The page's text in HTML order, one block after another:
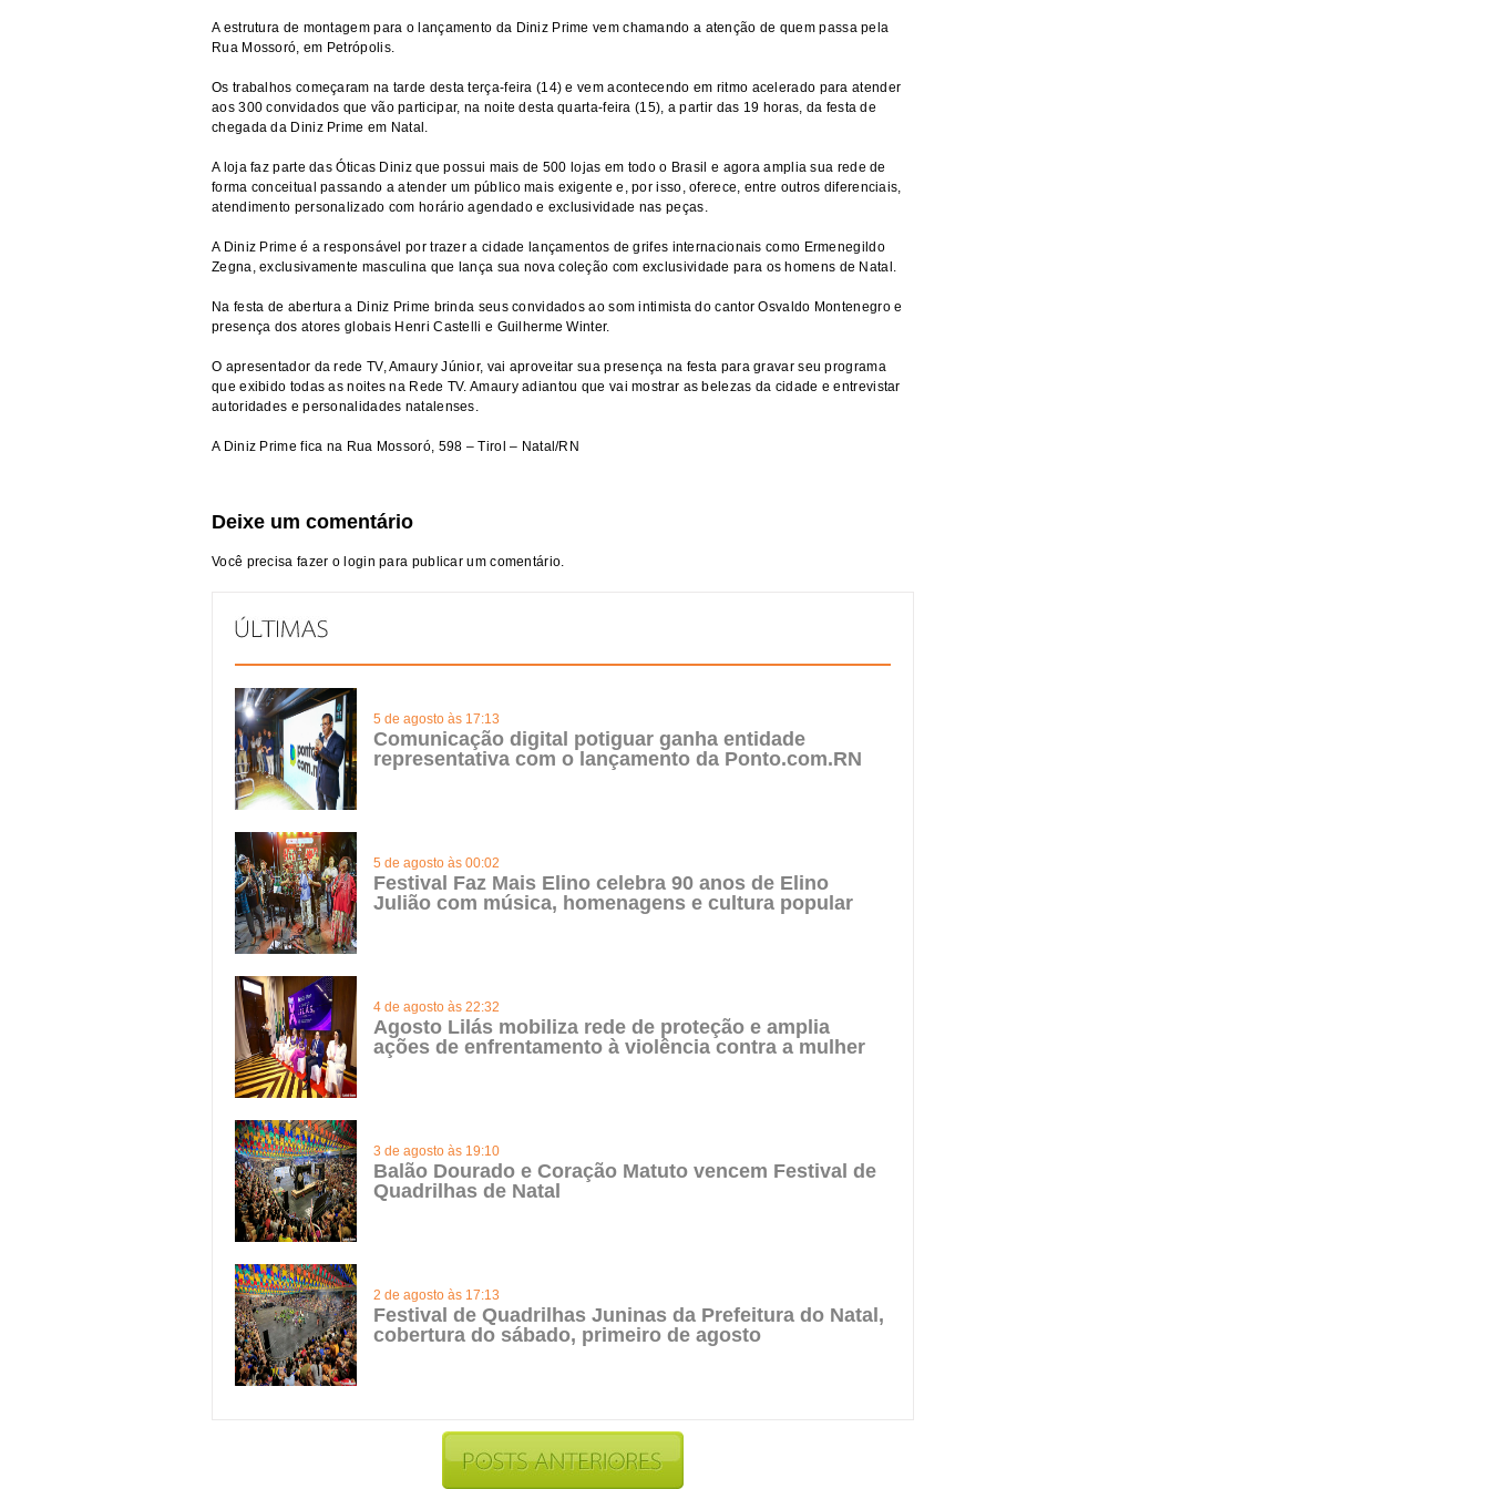
A estrutura de montagem para o lançamento da Diniz Prime vem chamando a atenção de quem passa pela
Rua Mossoró, em Petrópolis.
Os trabalhos começaram na tarde desta terça-feira (14) e vem acontecendo em ritmo acelerado para atender
aos 300 convidados que vão participar, na noite desta quarta-feira (15), a partir das 19 horas, da festa de
chegada da Diniz Prime em Natal.
A loja faz parte das Óticas Diniz que possui mais de 500 lojas em todo o Brasil e agora amplia sua rede de
forma conceitual passando a atender um público mais exigente e, por isso, oferece, entre outros diferenciais,
atendimento personalizado com horário agendado e exclusividade nas peças.
A Diniz Prime é a responsável por trazer a cidade lançamentos de grifes internacionais como Ermenegildo
Zegna, exclusivamente masculina que lança sua nova coleção com exclusividade para os homens de Natal.
Na festa de abertura a Diniz Prime brinda seus convidados ao som intimista do cantor Osvaldo Montenegro e
presença dos atores globais Henri Castelli e Guilherme Winter.
O apresentador da rede TV, Amaury Júnior, vai aproveitar sua presença na festa para gravar seu programa
que exibido todas as noites na Rede TV. Amaury adiantou que vai mostrar as belezas da cidade e entrevistar
autoridades e personalidades natalenses.
A Diniz Prime fica na Rua Mossoró, 598 – Tirol – Natal/RN
Deixe um comentário
Você precisa fazer o login para publicar um comentário.
5 de agosto às 17:13
Comunicação digital potiguar ganha entidade
representativa com o lançamento da Ponto.com.RN
5 de agosto às 00:02
Festival Faz Mais Elino celebra 90 anos de Elino
Julião com música, homenagens e cultura popular
4 de agosto às 22:32
Agosto Lilás mobiliza rede de proteção e amplia
ações de enfrentamento à violência contra a mulher
3 de agosto às 19:10
Balão Dourado e Coração Matuto vencem Festival de
Quadrilhas de Natal
2 de agosto às 17:13
Festival de Quadrilhas Juninas da Prefeitura do Natal,
cobertura do sábado, primeiro de agosto